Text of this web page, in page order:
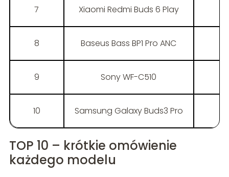
7 Xiaomi Redmi Buds 6 Play
8 Baseus Bass BP1 Pro ANC
9 Sony WF-C510
10 Samsung Galaxy Buds3 Pro
TOP 10 – krótkie omówienie
każdego modelu